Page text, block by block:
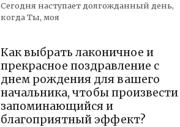
Сегодня наступает долгожданный день,
когда Ты, моя
Как выбрать лаконичное и
прекрасное поздравление с
днем рождения для вашего
начальника, чтобы произвести
запоминающийся и
благоприятный эффект?